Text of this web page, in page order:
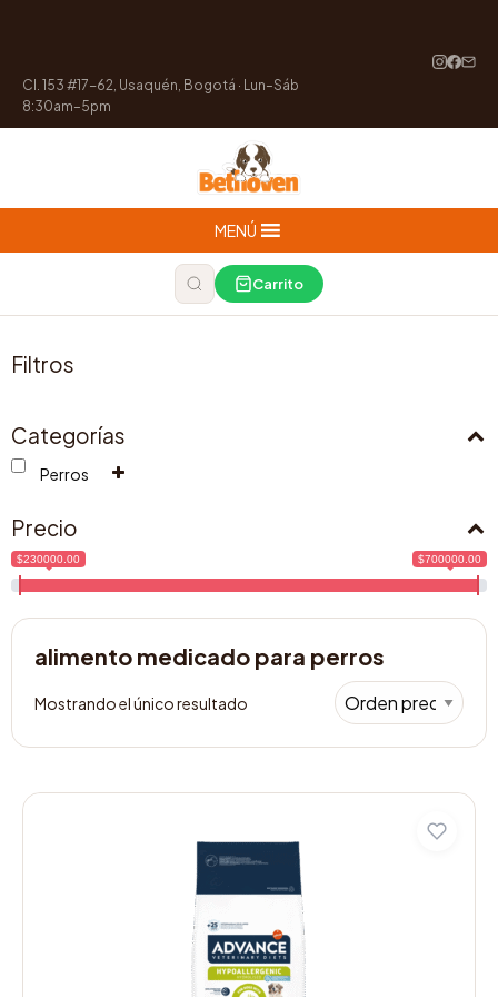
Cl. 153 #17-62, Usaquén, Bogotá · Lun–Sáb
8:30am–5pm
MENÚ
Carrito
Filtros
Categorías
Perros
Precio
$230000.00 $700000.00
alimento medicado para perros
Mostrando el único resultado
Este